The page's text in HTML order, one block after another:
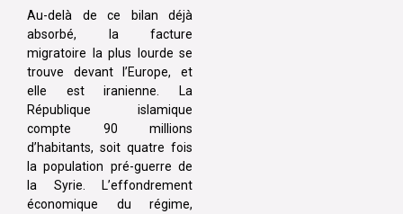
Au-delà de ce bilan déjà
absorbé, la facture
migratoire la plus lourde se
trouve devant l’Europe, et
elle est iranienne. La
République islamique
compte 90 millions
d’habitants, soit quatre fois
la population pré-guerre de
la Syrie. L’effondrement
économique du régime,